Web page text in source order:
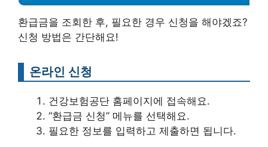
환급금을 조회한 후, 필요한 경우 신청을 해야겠죠?
신청 방법은 간단해요!
온라인 신청
건강보험공단 홈페이지에 접속해요.
“환급금 신청” 메뉴를 선택해요.
필요한 정보를 입력하고 제출하면 됩니다.